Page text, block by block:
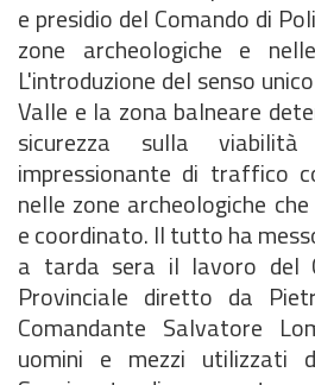
e presidio del Comando di
zone archeologiche e
L'introduzione del senso
Valle e la zona balneare
sicurezza sulla
impressionante di traffico
nelle zone archeologiche
e coordinato. Il tutto ha
a tarda sera il lavoro del
Provinciale diretto da
Comandante Salvatore
uomini e mezzi utilizzati